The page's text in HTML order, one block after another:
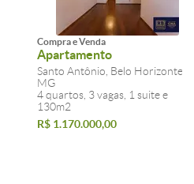
Compra e Venda
Apartamento
Santo Antônio, Belo Horizonte,
MG
4 quartos, 3 vagas, 1 suite e
130m2
R$ 1.170.000,00